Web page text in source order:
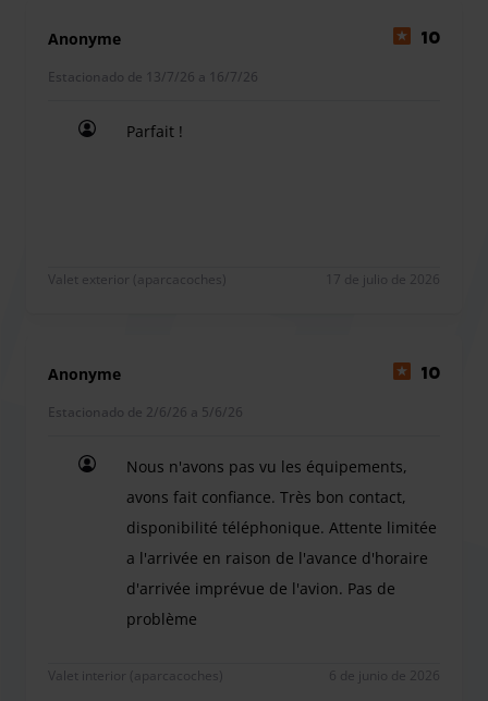
Anonyme 10
Estacionado de 13/7/26 a 16/7/26
Parfait !
Valet exterior (aparcacoches) 17 de julio de 2026
Anonyme 10
Estacionado de 2/6/26 a 5/6/26
Nous n'avons pas vu les équipements,
avons fait confiance. Très bon contact,
disponibilité téléphonique. Attente limitée
a l'arrivée en raison de l'avance d'horaire
d'arrivée imprévue de l'avion. Pas de
problème
Valet interior (aparcacoches) 6 de junio de 2026